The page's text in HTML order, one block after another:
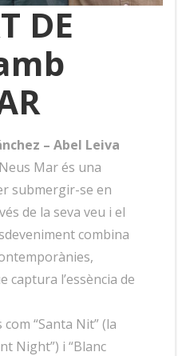
DE
– Abel Leiva
Mar és una
submergir-se en
de la seva veu i el
combina
l’essència de
“Santa Nit” (la
Night”) i “Blanc